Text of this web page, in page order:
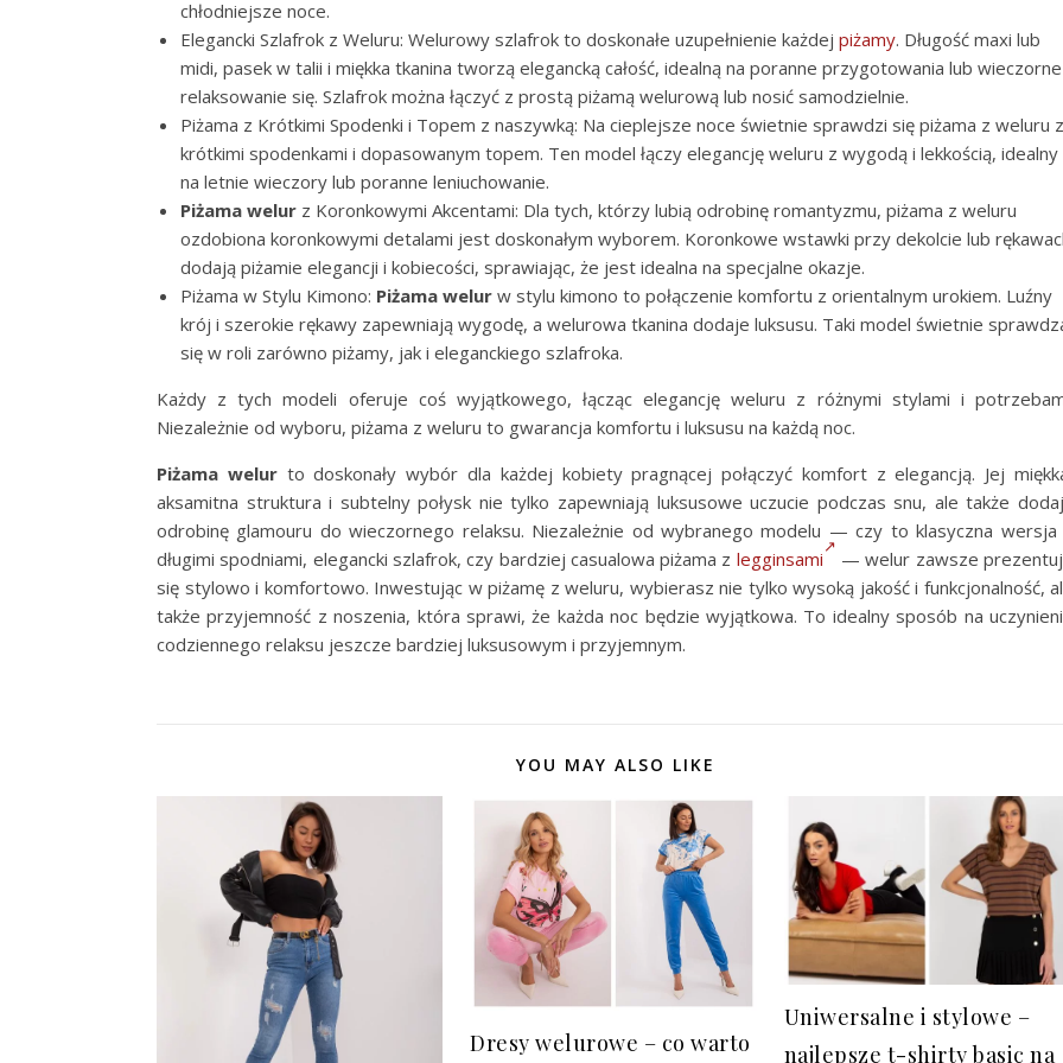
chłodniejsze noce.
Elegancki Szlafrok z Weluru: Welurowy szlafrok to doskonałe uzupełnienie każdej piżamy. Długość maxi lub
midi, pasek w talii i miękka tkanina tworzą elegancką całość, idealną na poranne przygotowania lub wieczorne
relaksowanie się. Szlafrok można łączyć z prostą piżamą welurową lub nosić samodzielnie.
Piżama z Krótkimi Spodenki i Topem z naszywką: Na cieplejsze noce świetnie sprawdzi się piżama z weluru z
krótkimi spodenkami i dopasowanym topem. Ten model łączy elegancję weluru z wygodą i lekkością, idealny
na letnie wieczory lub poranne leniuchowanie.
Piżama welur z Koronkowymi Akcentami: Dla tych, którzy lubią odrobinę romantyzmu, piżama z weluru
ozdobiona koronkowymi detalami jest doskonałym wyborem. Koronkowe wstawki przy dekolcie lub
dodają piżamie elegancji i kobiecości, sprawiając, że jest idealna na specjalne okazje.
Piżama w Stylu Kimono: Piżama welur w stylu kimono to połączenie komfortu z orientalnym urokiem. Luźny
krój i szerokie rękawy zapewniają wygodę, a welurowa tkanina dodaje luksusu. Taki model świetnie
się w roli zarówno piżamy, jak i eleganckiego szlafroka.
Każdy z tych modeli oferuje coś wyjątkowego, łącząc elegancję weluru z różnymi stylami i
Niezależnie od wyboru, piżama z weluru to gwarancja komfortu i luksusu na każdą noc.
Piżama welurto doskonały wybór dla każdej kobiety pragnącej połączyć komfort z elegancją. Jej
aksamitna struktura i subtelny połysk nie tylko zapewniają luksusowe uczucie podczas snu, ale także
odrobinę glamouru do wieczornego relaksu. Niezależnie od wybranego modelu — czy to klasyczna wersja
długimi spodniami, elegancki szlafrok, czy bardziej casualowa piżama z legginsami
— welur zawsze
się stylowo i komfortowo. Inwestując w piżamę z weluru, wybierasz nie tylko wysoką jakość i funkcjonalność,
także przyjemność z noszenia, która sprawi, że każda noc będzie wyjątkowa. To idealny sposób na
codziennego relaksu jeszcze bardziej luksusowym i przyjemnym.
YOU MAY ALSO LIKE
Dresy welurowe – co warto
Uniwersalne i stylowe –
najlepsze t-shirty basic na